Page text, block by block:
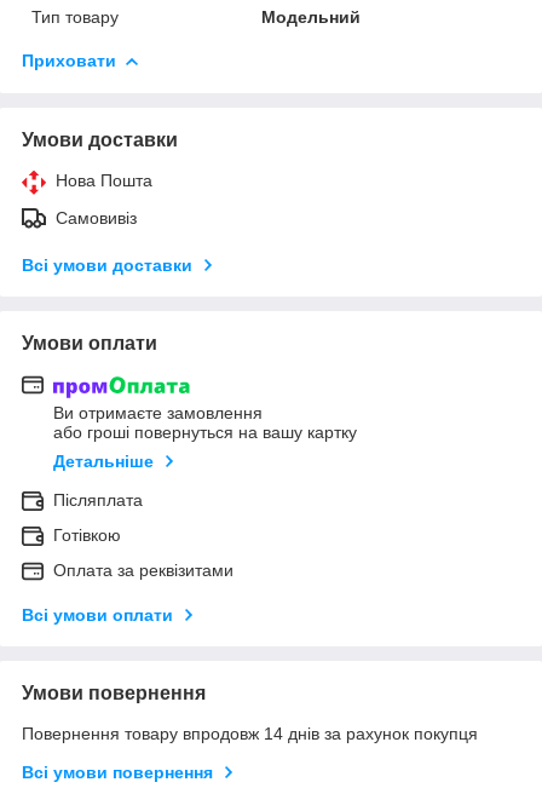
Тип товару
Модельний
Приховати
Умови доставки
Нова Пошта
Самовивіз
Всі умови доставки
Умови оплати
Ви отримаєте замовлення
або гроші повернуться на вашу картку
Детальніше
Післяплата
Готівкою
Оплата за реквізитами
Всі умови оплати
Умови повернення
Повернення товару впродовж 14 днів за рахунок покупця
Всі умови повернення